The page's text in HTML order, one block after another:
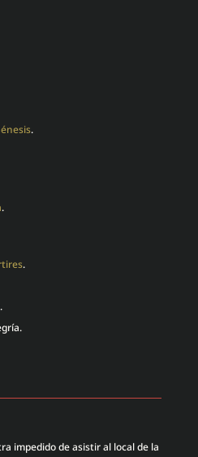
.
.
.
.
impedido de asistir al local de la